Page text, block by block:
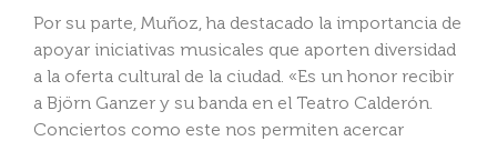
Por su parte, Muñoz, ha destacado la importancia de
apoyar iniciativas musicales que aporten diversidad
a la oferta cultural de la ciudad. «Es un honor recibir
a Björn Ganzer y su banda en el Teatro Calderón.
Conciertos como este nos permiten acercar